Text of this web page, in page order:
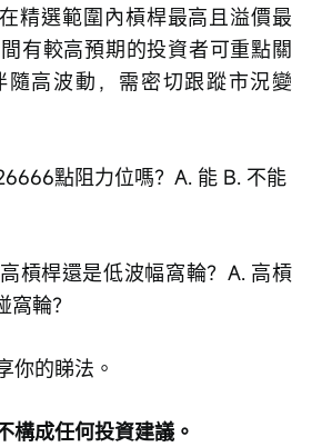
精選範圍內槓桿最高且溢價最
有較高預期的投資者可重點關
隨高波動，需密切跟蹤市況變
點阻力位嗎？A. 能 B. 不能
槓桿還是低波幅窩輪？A. 高槓
輪？
你的睇法。
構成任何投資建議。